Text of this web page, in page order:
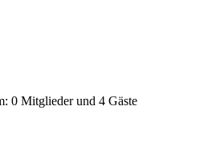
0 Mitglieder und 4 Gäste